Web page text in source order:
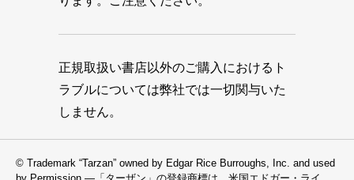
正規取扱い書店以外のご購入におけるト
ラブルについては弊社では一切関与いた
しません。
© Trademark “Tarzan” owned by Edgar Rice Burroughs, Inc. and used